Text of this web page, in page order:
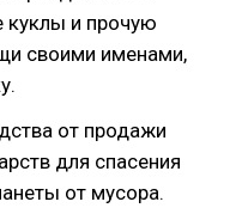
куклы и прочую
своими именами,
от продажи
для спасения
от мусора.